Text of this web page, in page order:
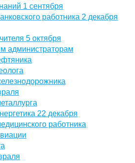
1 сентября
работника 2 декабря
5 октября
администраторам
22 декабря
работника